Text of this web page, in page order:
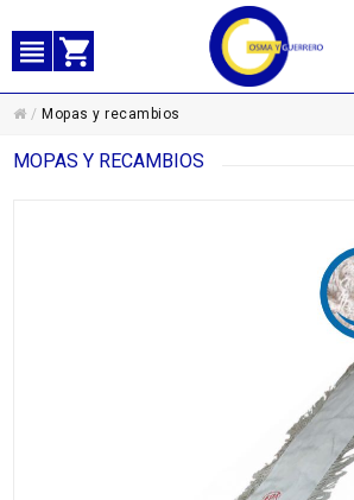
/ Mopas y recambios
MOPAS Y RECAMBIOS